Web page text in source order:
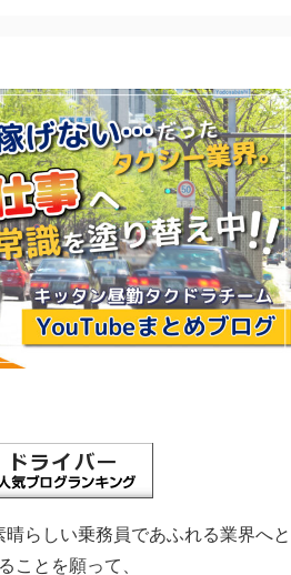
らしい乗務員であふれる業界へと
ことを願って、